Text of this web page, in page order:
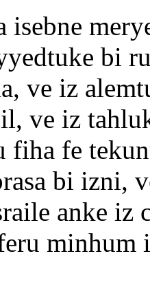
isebne
bi
ve iz
ve iz
fiha fe
bi izni,
anke iz
minhum